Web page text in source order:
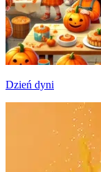
Dzień dyni